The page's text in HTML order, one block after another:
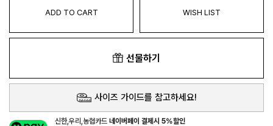
ADD TO CART WISH LIST
선물하기
사이즈 가이드를 참고하세요!
신한,우리,농협카드네이버페이 결제시 5%할인